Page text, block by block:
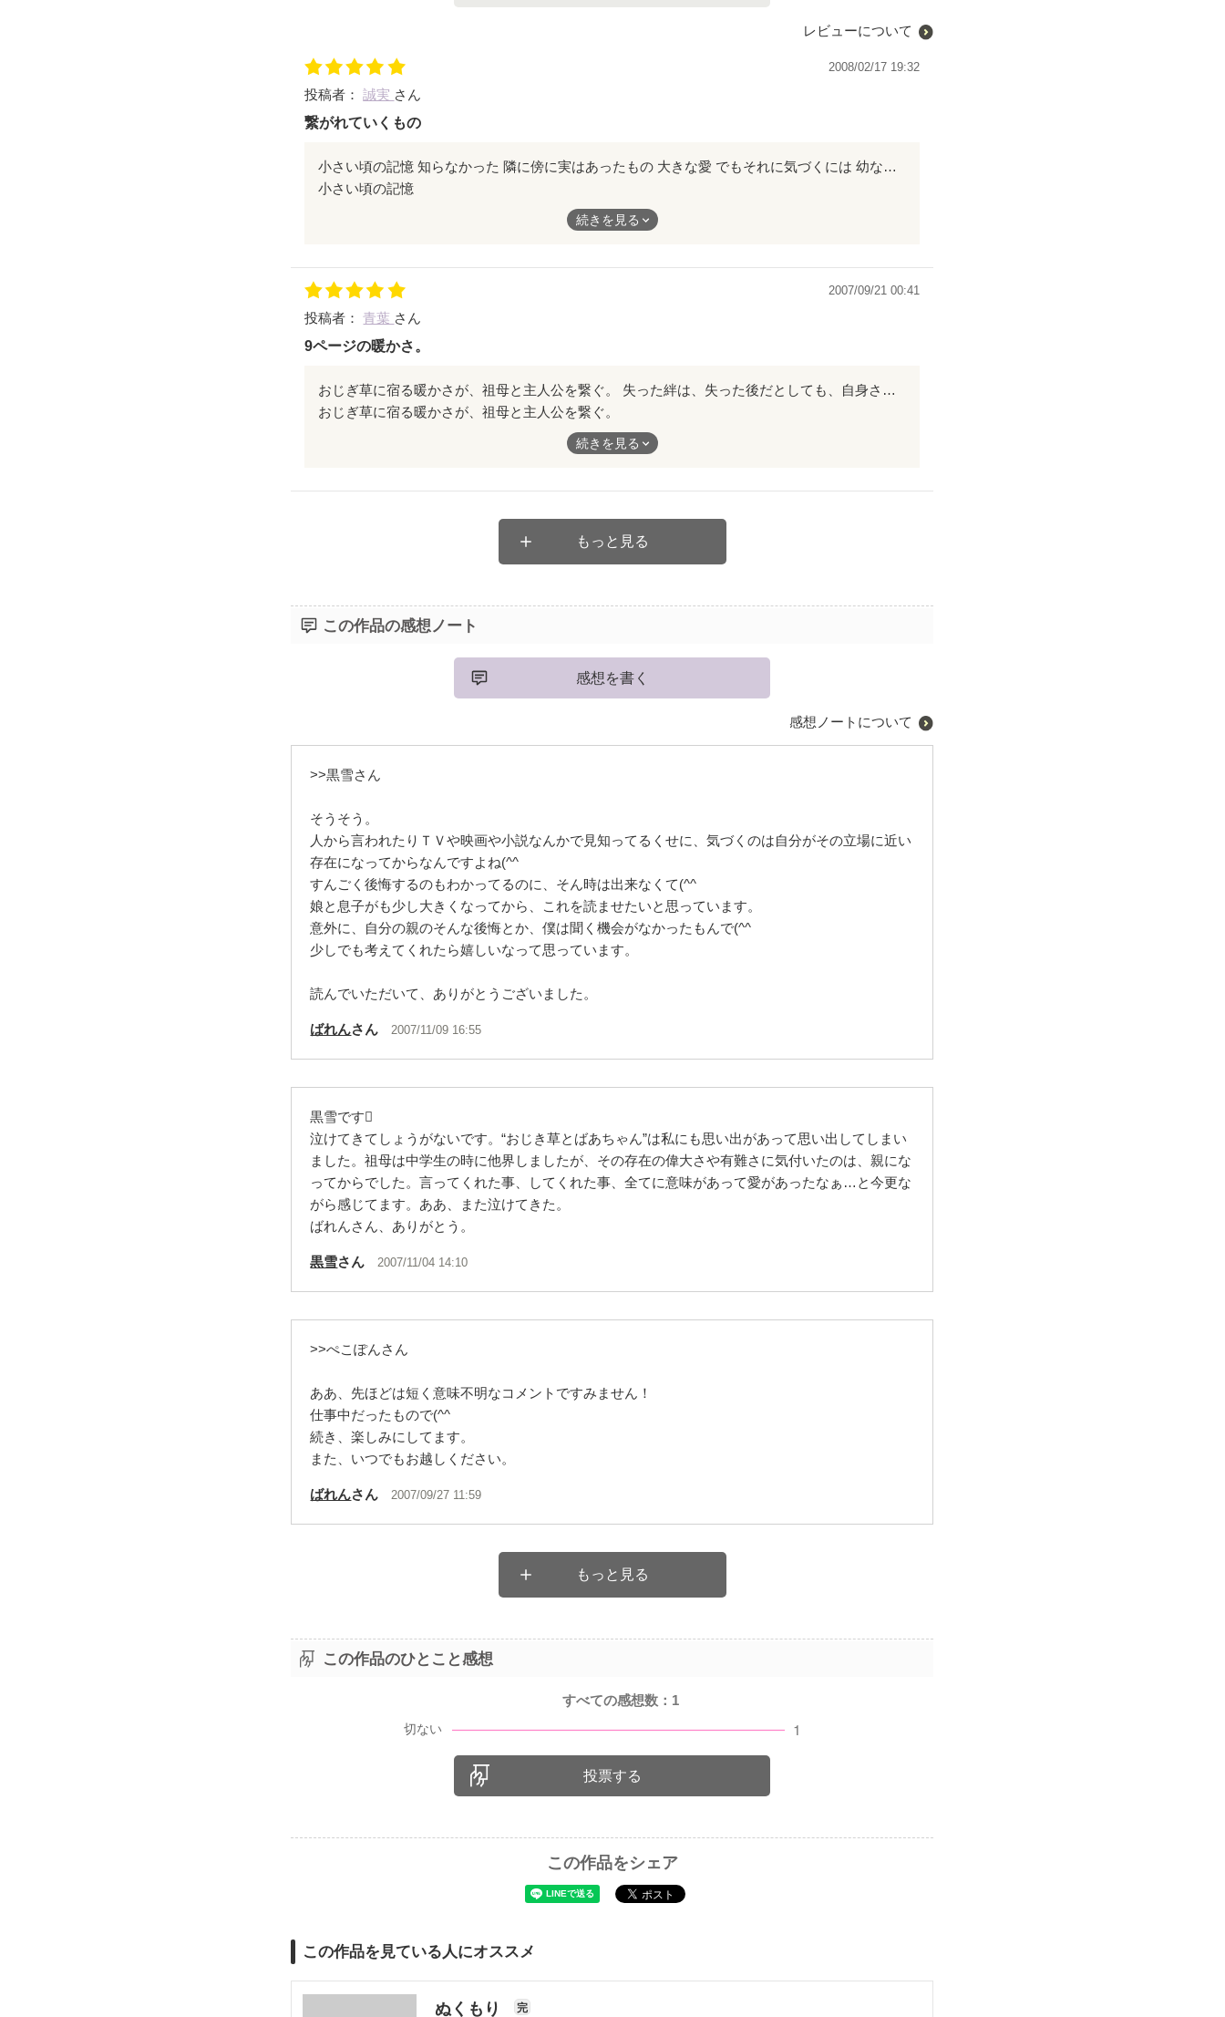
レビューについて
2008/02/17 19:32
投稿者：誠実 さん
繋がれていくもの
小さい頃の記憶 知らなかった 隣に傍に実はあったもの 大きな愛 でもそれに気づくには 幼なすぎて 失って気づく しわしわな手の 愛の大きさ 愛、優しさは繋がってゆくものです。 言うことなしの、満点です。 是非、読んで下さい。
小さい頃の記憶
大きな愛
でもそれに気づくには
失って気づく
愛の大きさ
愛、優しさは繋がってゆくものです。
言うことなしの、満点です。
続きを見る
2007/09/21 00:41
投稿者：青葉 さん
9ページの暖かさ。
おじぎ草に宿る暖かさが、祖母と主人公を繋ぐ。 失った絆は、失った後だとしても、自身さえそれに気付けば、ずっとずっと大切な心の御守り、になる。 たった9ページで、人間の優しい部分に触れられる。 その願い、想いが直に通じた文章に、満点。
おじぎ草に宿る暖かさが、祖母と主人公を繋ぐ。
失った絆は、失った後だとしても、自身さえそれに気付けば、ずっとずっと大切な心の御守り、
たった9ページで、人間の優しい部分に触れられる。
その願い、想いが直に通じた文章に、満点。
続きを見る
もっと見る
この作品の感想ノート
感想を書く
感想ノートについて
>>黒雪さん
そうそう。
人から言われたりＴＶや映画や小説なんかで見知ってるくせに、気づくのは自分がその立場に近い
存在になってからなんですよね(^^ゞ
すんごく後悔するのもわかってるのに、そん時は出来なくて(^^ゞ
娘と息子がも少し大きくなってから、これを読ませたいと思っています。
意外に、自分の親のそんな後悔とか、僕は聞く機会がなかったもんで(^^ゞ
少しでも考えてくれたら嬉しいなって思っています。
読んでいただいて、ありがとうございました。
ばれんさん 2007/11/09 16:55
黒雪です
泣けてきてしょうがないです。“おじき草とばあちゃん”は私にも思い出があって思い出してしまい
ました。祖母は中学生の時に他界しましたが、その存在の偉大さや有難さに気付いたのは、親にな
ってからでした。言ってくれた事、してくれた事、全てに意味があって愛があったなぁ…と今更な
がら感じてます。ああ、また泣けてきた。
ばれんさん、ありがとう。
黒雪さん 2007/11/04 14:10
>>ぺこぽんさん
ああ、先ほどは短く意味不明なコメントですみません！
仕事中だったもので(^^ゞ
続き、楽しみにしてます。
また、いつでもお越しください。
ばれんさん 2007/09/27 11:59
もっと見る
この作品のひとこと感想
すべての感想数： 1
投票する
この作品をシェア
この作品を見ている人にオススメ
ぬくもり 完